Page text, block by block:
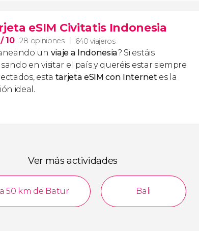
eSIM Civitatis Indonesia
/ 10 28 opiniones 640 viajeros
un viaje a Indonesia? Si estáis
en visitar el país y queréis estar siempre
esta tarjeta eSIM con Internet es la
ideal.
Ver más actividades
50 km de Batur Bali